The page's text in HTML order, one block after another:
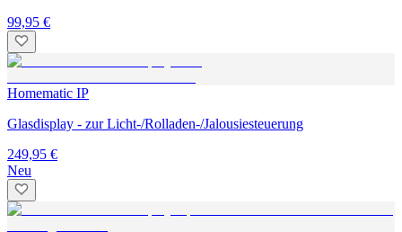
99,95 €
Homematic IP
Glasdisplay - zur Licht-/Rolladen-/Jalousiesteuerung
249,95 €
Neu